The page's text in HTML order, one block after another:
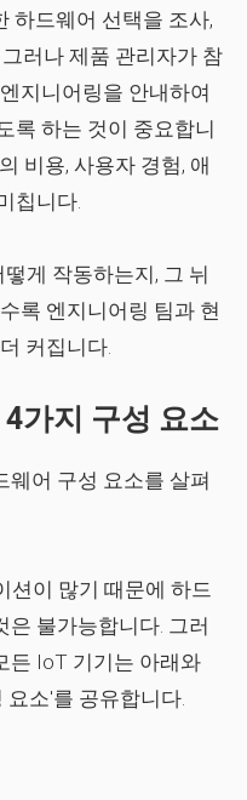
하드웨어 선택을 조사,
러나 제품 관리자가 참
지니어링을 안내하여
록 하는 것이 중요합니
비용, 사용자 경험, 애
칩니다.
게 작동하는지, 그 뉘
록 엔지니어링 팀과 현
커집니다.
가지 구성 요소
웨어 구성 요소를 살펴
션이 많기 때문에 하드
불가능합니다. 그러
든 IoT 기기는 아래와
소'를 공유합니다.